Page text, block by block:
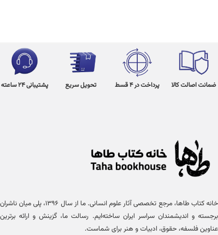
ضمانت اصالت کالا پرداخت در 4 قسط تحویل سریع پشتیبانی 24 ساعته
خانه کتاب طاها، مرجع تخصصی آثار علوم انسانی. ما از سال ۱۳۹۶، پلی میان ناشران
برجسته و اندیشمندان سراسر ایران ساخته‌ایم. رسالت ما، گزینش و ارائه برترین
عناوین فلسفه، حقوق، ادبیات و هنر برای شماست.